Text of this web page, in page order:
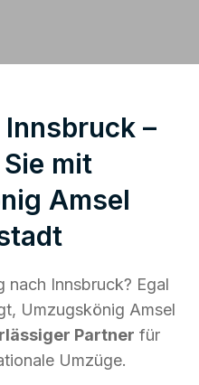
–
mit
Amsel
nach Innsbruck? Egal
Umzugskönig Amsel
Partner für
Umzüge.